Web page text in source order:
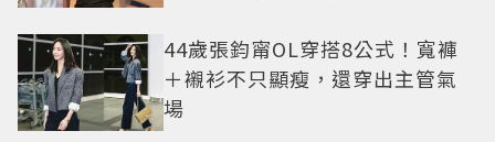
44歲張鈞甯OL穿搭8公式！寬褲
＋襯衫不只顯瘦，還穿出主管氣
場